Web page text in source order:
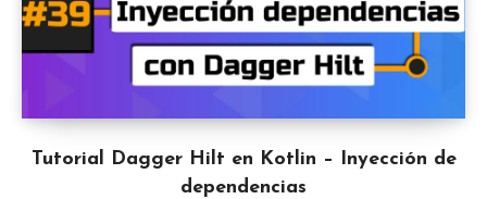
Tutorial Dagger Hilt en Kotlin – Inyección de
dependencias